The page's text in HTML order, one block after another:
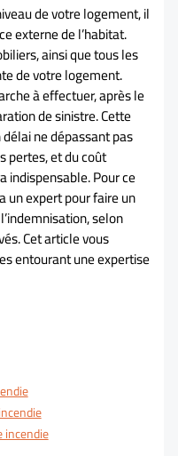
de votre logement, il
externe de l’habitat.
ainsi que tous les
de votre logement.
à effectuer, après le
de sinistre. Cette
ne dépassant pas
pertes, et du coût
indispensable. Pour ce
un expert pour faire un
selon
Cet article vous
entourant une expertise
incendie